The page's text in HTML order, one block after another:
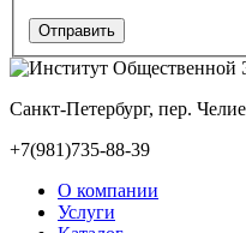
Санкт-Петербург, пер.
+7(981)735-88-39
О компании
Услуги